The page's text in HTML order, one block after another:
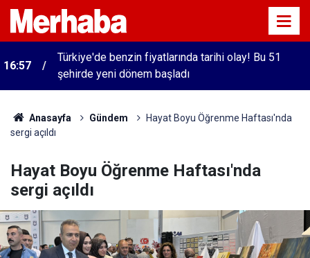
16:57
Türkiye'de benzin fiyatlarında tarihi olay! Bu 51
şehirde yeni dönem başladı
Anasayfa Gündem
Hayat Boyu Öğrenme Haftası'nda
sergi açıldı
Hayat Boyu Öğrenme Haftası'nda
sergi açıldı